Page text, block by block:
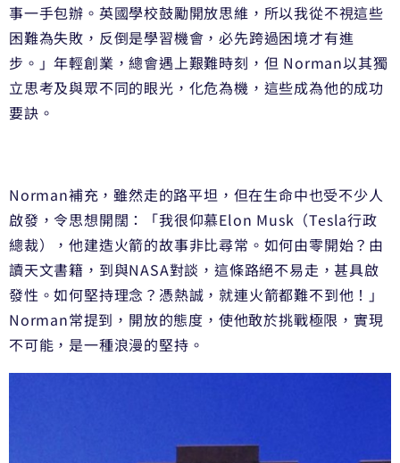
事一手包辦。英國學校鼓勵開放思維，所以我從不視這些
困難為失敗，反倒是學習機會，必先跨過困境才有進
步。」年輕創業，總會遇上艱難時刻，但 Norman以其獨
立思考及與眾不同的眼光，化危為機，這些成為他的成功
要訣。
Norman補充，雖然走的路平坦，但在生命中也受不少人
啟發，令思想開闊：「我很仰慕Elon Musk（Tesla行政
總裁），他建造火箭的故事非比尋常。如何由零開始？由
讀天文書籍，到與NASA對談，這條路絕不易走，甚具啟
發性。如何堅持理念？憑熱誠，就連火箭都難不到他！」
Norman常提到，開放的態度，使他敢於挑戰極限，實現
不可能，是一種浪漫的堅持。